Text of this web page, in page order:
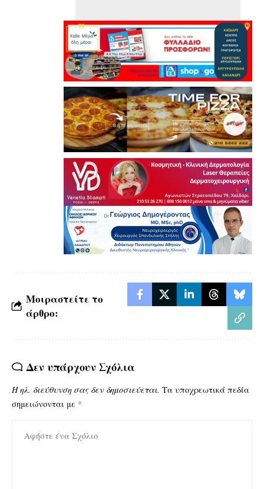
Μοιραστείτε το
άρθρο:
Δεν υπάρχουν Σχόλια
Η ηλ. διεύθυνση σας δεν δημοσιεύεται. Τα υποχρεωτικά πεδία
σημειώνονται με *